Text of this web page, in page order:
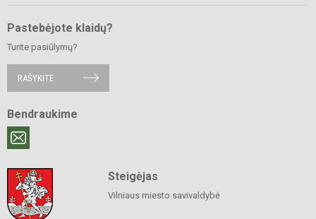
Pastebėjote klaidų?
Turite pasiūlymų?
RAŠYKITE
Bendraukime
Steigėjas
Vilniaus miesto savivaldybė